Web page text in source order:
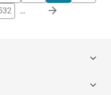
…